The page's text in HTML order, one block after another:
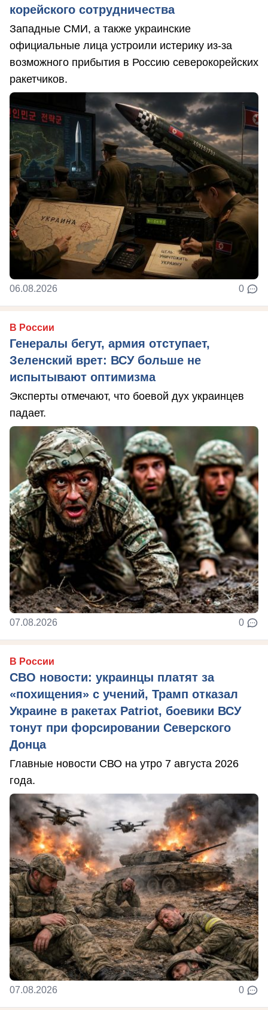
корейского сотрудничества
Западные СМИ, а также украинские
официальные лица устроили истерику из-за
возможного прибытия в Россию северокорейских
ракетчиков.
06.08.2026 0
В России
Генералы бегут, армия отступает,
Зеленский врет: ВСУ больше не
испытывают оптимизма
Эксперты отмечают, что боевой дух украинцев
падает.
07.08.2026 0
В России
СВО новости: украинцы платят за
«похищения» с учений, Трамп отказал
Украине в ракетах Patriot, боевики ВСУ
тонут при форсировании Северского
Донца
Главные новости СВО на утро 7 августа 2026
года.
07.08.2026 0